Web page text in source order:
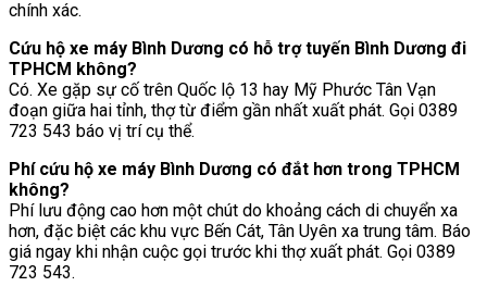
chính xác.
Cứu hộ xe máy Bình Dương có hỗ trợ tuyến Bình Dương đi
TPHCM không?
Có. Xe gặp sự cố trên Quốc lộ 13 hay Mỹ Phước Tân Vạn
đoạn giữa hai tỉnh, thợ từ điểm gần nhất xuất phát. Gọi 0389
723 543 báo vị trí cụ thể.
Phí cứu hộ xe máy Bình Dương có đắt hơn trong TPHCM
không?
Phí lưu động cao hơn một chút do khoảng cách di chuyển xa
hơn, đặc biệt các khu vực Bến Cát, Tân Uyên xa trung tâm. Báo
giá ngay khi nhận cuộc gọi trước khi thợ xuất phát. Gọi 0389
723 543.